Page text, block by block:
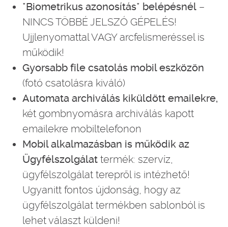
*Biometrikus azonosítás* belépésnél –
NINCS TÖBBÉ JELSZÓ GÉPELÉS!
Ujjlenyomattal VAGY arcfelismeréssel is
működik!
Gyorsabb file csatolás mobil eszközön
(fotó csatolásra kiváló)
Automata archiválás kiküldött emailekre,
két gombnyomásra archiválás kapott
emailekre mobiltelefonon
Mobil alkalmazásban is működik az
Ügyfélszolgálat termék: szervíz,
ügyfélszolgálat terepről is intézhető!
Ugyanitt fontos újdonság, hogy az
ügyfélszolgálat termékben sablonból is
lehet választ küldeni!